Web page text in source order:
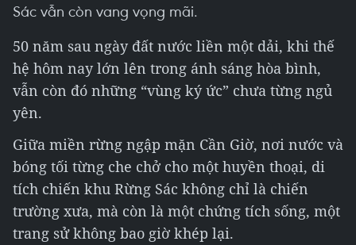
Sác vẫn còn vang vọng mãi.
50 năm sau ngày đất nước liền một dải, khi thế
hệ hôm nay lớn lên trong ánh sáng hòa bình,
vẫn còn đó những “vùng ký ức” chưa từng ngủ
yên.
Giữa miền rừng ngập mặn Cần Giờ, nơi nước và
bóng tối từng che chở cho một huyền thoại, di
tích chiến khu Rừng Sác không chỉ là chiến
trường xưa, mà còn là một chứng tích sống, một
trang sử không bao giờ khép lại.